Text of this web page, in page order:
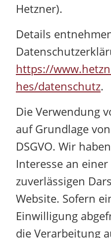
Hetzner).
Details
https://
hes/datenschutz.
Die Verwendung
auf Grundlage
DSGVO. Wir
Interesse an
zuverlässigen
Website. Sofern
Einwilligung
die Verarbeitung